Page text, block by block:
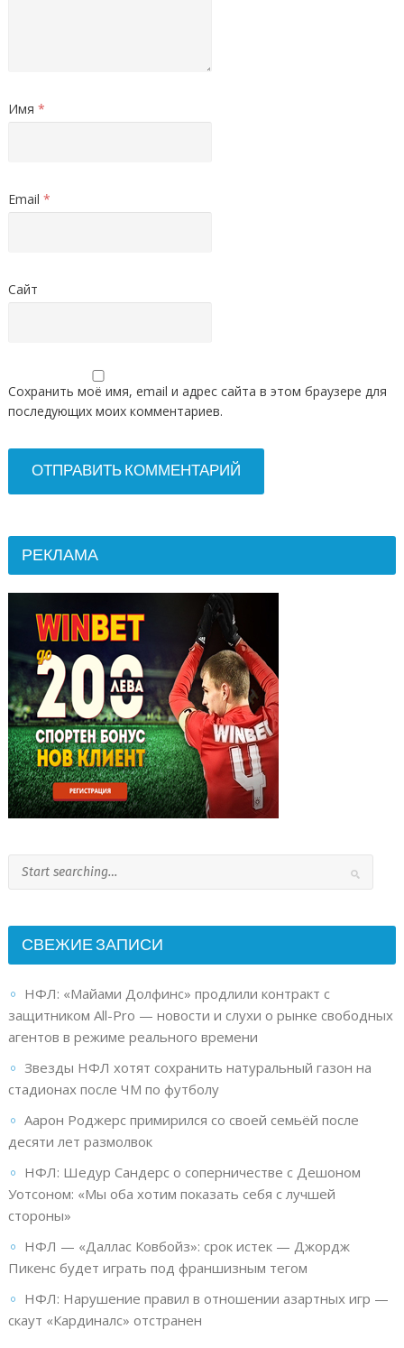
Имя *
Email *
Сайт
Сохранить моё имя, email и адрес сайта в этом браузере для
последующих моих комментариев.
РЕКЛАМА
СВЕЖИЕ ЗАПИСИ
НФЛ: «Майами Долфинс» продлили контракт с
защитником All-Pro — новости и слухи о рынке свободных
агентов в режиме реального времени
Звезды НФЛ хотят сохранить натуральный газон на
стадионах после ЧМ по футболу
Аарон Роджерс примирился со своей семьёй после
десяти лет размолвок
НФЛ: Шедур Сандерс о соперничестве с Дешоном
Уотсоном: «Мы оба хотим показать себя с лучшей
стороны»
НФЛ — «Даллас Ковбойз»: срок истек — Джордж
Пикенс будет играть под франшизным тегом
НФЛ: Нарушение правил в отношении азартных игр —
скаут «Кардиналс» отстранен